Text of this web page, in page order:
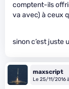
comptent-ils
va avec) à ceux
sinon c’est juste
maxscript
Le 25/11/2016